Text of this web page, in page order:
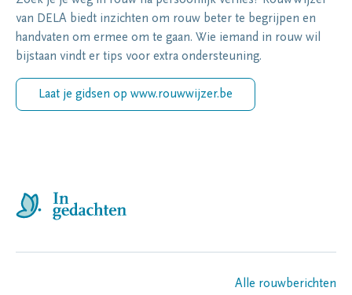
van DELA biedt inzichten om rouw beter te begrijpen en
handvaten om ermee om te gaan. Wie iemand in rouw wil
bijstaan vindt er tips voor extra ondersteuning.
Laat je gidsen op www.rouwwijzer.be
Alle rouwberichten